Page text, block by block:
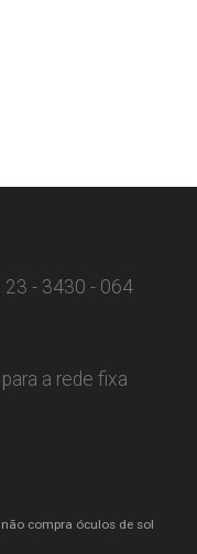
23 - 3430 - 064
a rede fixa
compra óculos de sol